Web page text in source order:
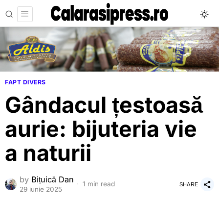
FAPT DIVERS
Gândacul țestoasă
aurie: bijuteria vie
a naturii
by Bițuică Dan
29 iunie 2025
1 min read SHARE